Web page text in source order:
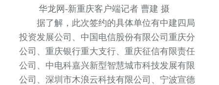
华龙网-新重庆客户端记者 曹建 摄
据了解，此次签约的具体单位有中建四局
投资发展公司、中国电信股份有限公司重庆分
公司、重庆银行重大支行、重庆征信有限责任
公司、中电科嘉兴新型智慧城市科技发展有限
公司、深圳市木浪云科技有限公司、宁波宣德